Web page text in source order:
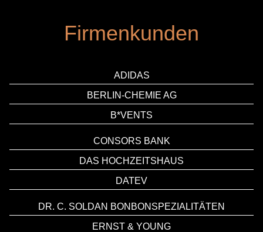
Firmenkunden
ADIDAS
BERLIN-CHEMIE AG
B*VENTS
CONSORS BANK
DAS HOCHZEITSHAUS
DATEV
DR. C. SOLDAN BONBONSPEZIALITÄTEN
ERNST & YOUNG